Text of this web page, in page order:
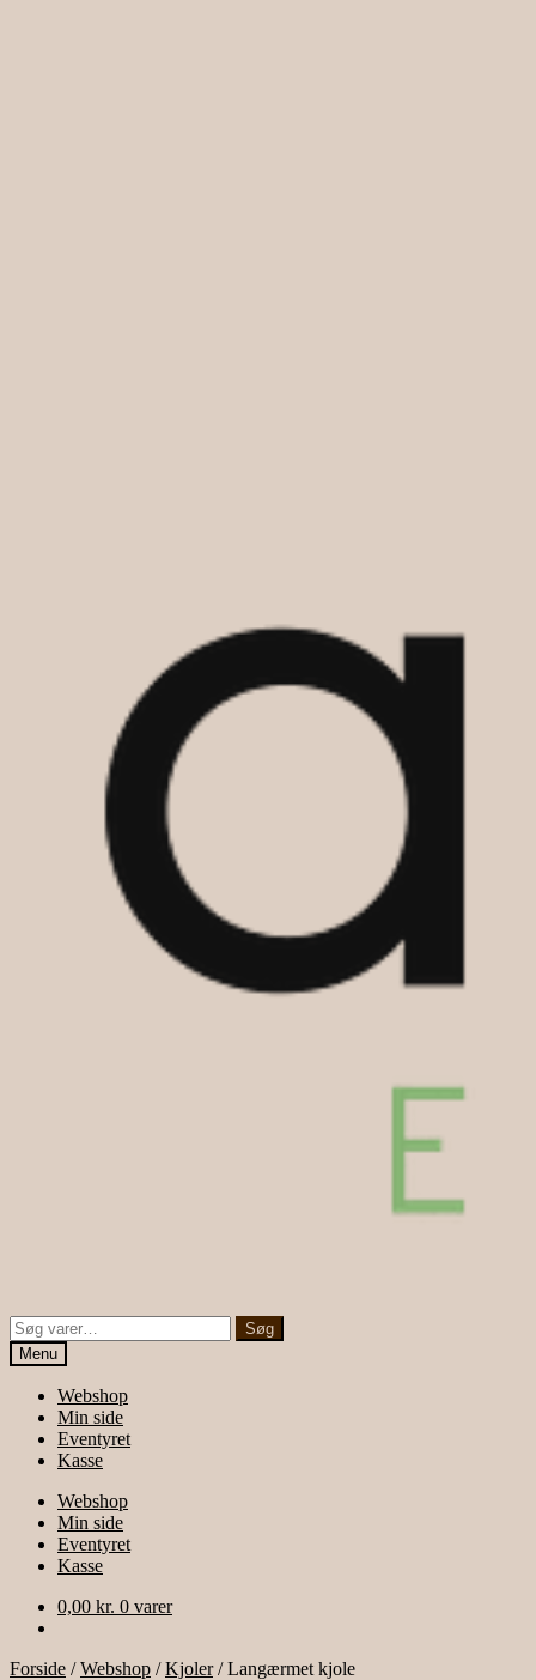
Søg
efter:
Søg
Menu
Webshop
Min side
Eventyret
Kasse
Webshop
Min side
Eventyret
Kasse
0,00 kr. 0 varer
Forside /Webshop /Kjoler/Langærmet kjole